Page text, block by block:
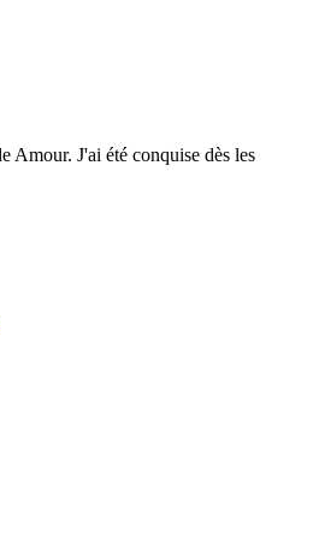
Amour. J'ai été conquise dès les